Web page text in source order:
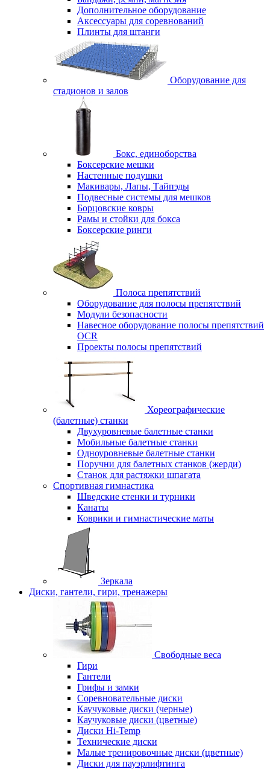
Дополнительное оборудование
Аксессуары для соревнований
Плинты для штанги
Оборудование для
стадионов и залов
Бокс, единоборства
Боксерские мешки
Настенные подушки
Макивары, Лапы, Тайпэды
Подвесные системы для мешков
Борцовские ковры
Рамы и стойки для бокса
Боксерские ринги
Полоса препятствий
Оборудование для полосы препятствий
Модули безопасности
Навесное оборудование полосы препятствий
OCR
Проекты полосы препятствий
Хореографические
(балетные) станки
Двухуровневые балетные станки
Мобильные балетные станки
Одноуровневые балетные станки
Поручни для балетных станков (жерди)
Станок для растяжки шпагата
Спортивная гимнастика
Шведские стенки и турники
Канаты
Коврики и гимнастические маты
Зеркала
Диски, гантели, гири, тренажеры
Свободные веса
Гири
Гантели
Грифы и замки
Соревновательные диски
Каучуковые диски (черные)
Каучуковые диски (цветные)
Диски Hi-Temp
Технические диски
Малые тренировочные диски (цветные)
Диски для пауэрлифтинга